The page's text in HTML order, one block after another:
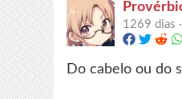
1269 dias ·
Do cabelo ou do